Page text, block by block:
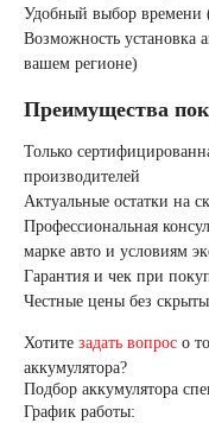
Япония
Южная
Словения
Удобный выбор времени
Возможность установка
вашем регионе)
Преимущества
Только
производителей
Актуальные остатки на
Профессиональная
марке авто и условиям
Гарантия и чек при
Честные цены без
Хотите задать вопрос о
аккумулятора?
Подбор аккумулятора
График работы: